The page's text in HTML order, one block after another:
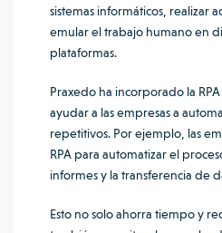
sistemas informáticos, realizar
emular el trabajo humano en
plataformas.
Praxedo ha incorporado la
ayudar a las empresas a
repetitivos. Por ejemplo, las
RPA para automatizar el
informes y la transferencia de
Esto no solo ahorra tiempo y